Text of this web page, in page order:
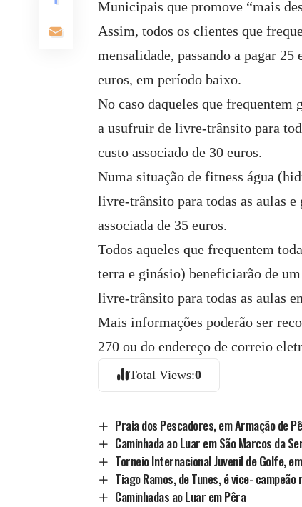
Municipais que promove “mais
Assim, todos os clientes que
mensalidade, passando a pagar
euros, em período baixo.
No caso daqueles que frequentem
a usufruir de livre-trânsito para
custo associado de 30 euros.
Numa situação de fitness água
livre-trânsito para todas as aulas
associada de 35 euros.
Todos aqueles que frequentem
terra e ginásio) beneficiarão de
livre-trânsito para todas as aulas
Mais informações poderão ser
270 ou do endereço de correio
Total Views:0
Praia dos Pescadores, em Armação de
Caminhada ao Luar em São Marcos da
Torneio Internacional Juvenil de Golfe,
Tiago Ramos, de Tunes, é vice-
Caminhadas ao Luar em Pêra